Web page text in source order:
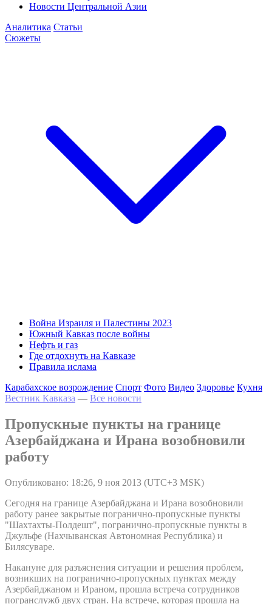
Новости Центральной Азии
Аналитика Статьи
Сюжеты
Война Израиля и Палестины 2023
Южный Кавказ после войны
Нефть и газ
Где отдохнуть на Кавказе
Правила ислама
Карабахское возрождение Спорт Фото Видео Здоровье Кухня
Вестник Кавказа — Все новости
Пропускные пункты на границе
Азербайджана и Ирана возобновили
работу
Опубликовано: 18:26, 9 ноя 2013 (UTC+3 MSK)
Сегодня на границе Азербайджана и Ирана возобновили
работу ранее закрытые погранично-пропускные пункты
"Шахтахты-Полдешт", погранично-пропускные пункты в
Джульфе (Нахчыванская Автономная Республика) и
Билясуваре.
Накануне для разъяснения ситуации и решения проблем,
возникших на погранично-пропускных пунктах между
Азербайджаном и Ираном, прошла встреча сотрудников
погранслужб двух стран. На встрече, которая прошла на